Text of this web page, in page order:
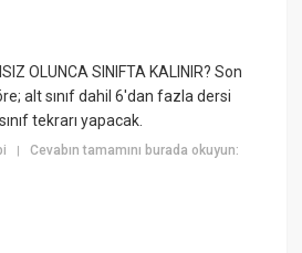
OLUNCA SINIFTA KALINIR? Son
alt sınıf dahil 6'dan fazla dersi
tekrarı yapacak.
|Cevabın tamamını burada okuyun: